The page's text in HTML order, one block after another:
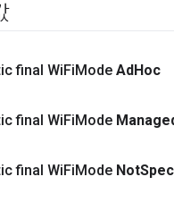
final WiFiMode AdHoc
final WiFiMode
final WiFiMode Not